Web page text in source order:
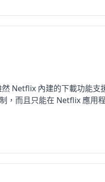
Netflix 內建的下載功能支
，而且只能在 Netflix 應用程